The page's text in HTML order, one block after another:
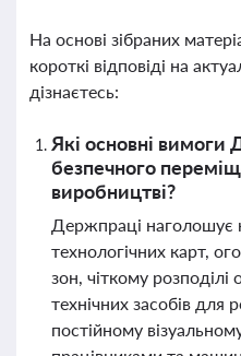
На основі зібраних
короткі відповіді на
дізнаєтесь:
Які основні
безпечного
виробництві?
Держпраці наголошує
технологічних карт,
зон, чіткому розподілі
технічних засобів для
постійному